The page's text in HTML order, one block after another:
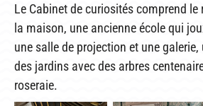
Le Cabinet de curiosités comprend le
la maison, une ancienne école qui
une salle de projection et une
des jardins avec des arbres
roseraie.